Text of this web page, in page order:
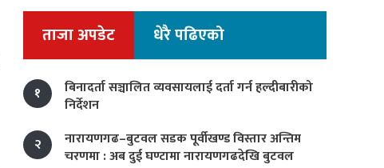
ताजा अपडेट धेरै पढिएको
१
बिनादर्ता सञ्चालित व्यवसायलाई दर्ता गर्न हल्दीबारीको
निर्देशन
२
नारायणगढ–बुटवल सडक पूर्वीखण्ड विस्तार अन्तिम
चरणमा : अब दुई घण्टामा नारायणगढदेखि बुटवल